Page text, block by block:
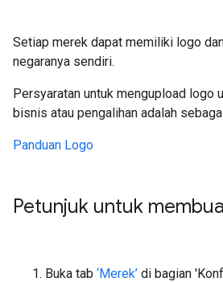
Setiap merek dapat memiliki logo
negaranya sendiri.
Persyaratan untuk mengupload logo
bisnis atau pengalihan adalah
Panduan Logo
Petunjuk untuk
Buka tab ‘Merek’ di bagian